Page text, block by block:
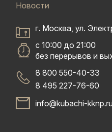
Новости
г. Москва, ул.
с 10:00 до 21:00
без перерывов и
8 800 550-40-33
8 495 227-76-60
info@kubachi-kknp.ru